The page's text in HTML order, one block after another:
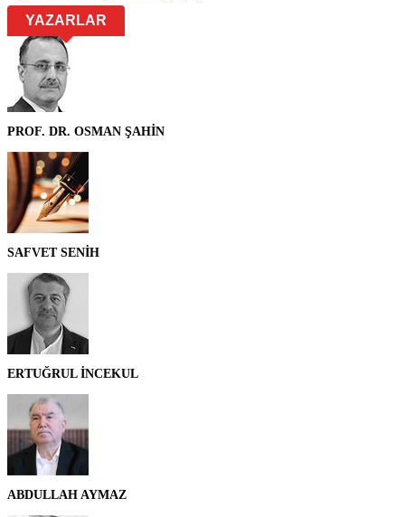
YAZARLAR
PROF. DR. OSMAN ŞAHİN
SAFVET SENİH
ERTUĞRUL İNCEKUL
ABDULLAH AYMAZ